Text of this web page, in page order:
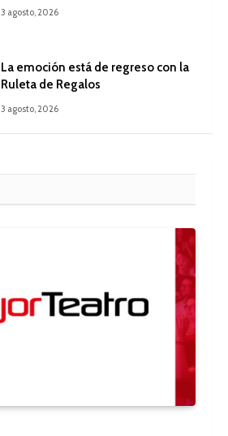
3 agosto, 2026
La emoción está de regreso con la
Ruleta de Regalos
3 agosto, 2026